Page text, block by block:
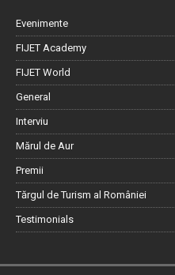
Evenimente
FIJET Academy
FIJET World
General
Interviu
Mărul de Aur
Premii
Tărgul de Turism al României
Testimonials